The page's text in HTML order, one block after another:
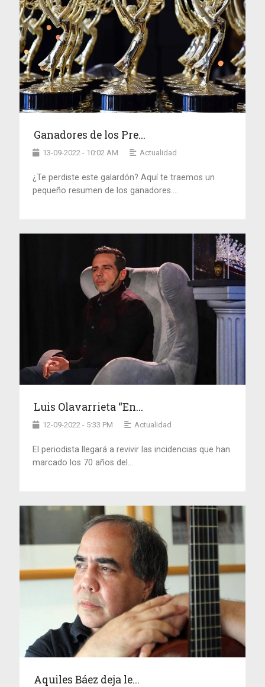
Ganadores de los Pre...
13-09-2022 - 10:02 AM Actualidad
¿Te perdiste este galardón? Aquí te traemos un
pequeño resumen de los ganadores....
Luis Olavarrieta “En...
12-09-2022 - 5:33 PM Actualidad
El periodista llegará a revivir las incidencias que han
marcado los 70 años del...
Aquiles Báez deja le...